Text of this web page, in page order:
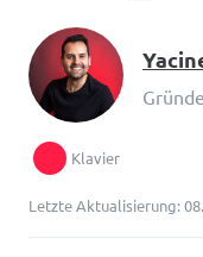
Klavier
Letzte Aktualisierung: